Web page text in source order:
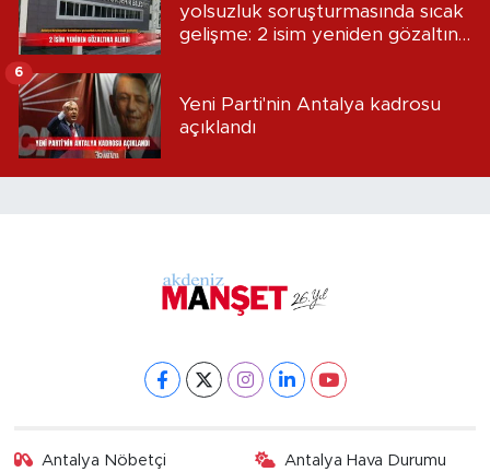
yolsuzluk soruşturmasında sıcak
gelişme: 2 isim yeniden gözaltına
Yeni Parti'nin Antalya kadrosu
açıklandı
6
Antalya Nöbetçi
Antalya Hava Durumu